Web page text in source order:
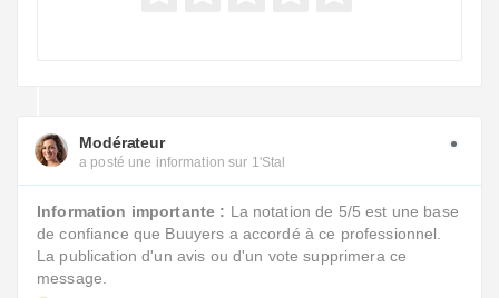
Modérateur
a posté une information sur 1'Stal
Information importante : La notation de 5/5 est une base
de confiance que Buuyers a accordé à ce professionnel.
La publication d'un avis ou d'un vote supprimera ce
message.